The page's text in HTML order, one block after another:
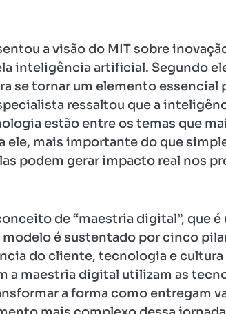
a visão do MIT sobre
inteligência artificial. Segundo
se tornar um elemento essencial
ressaltou que a
estão entre os temas que
ele, mais importante do que
podem gerar impacto real nos
de “maestria digital”, que é
é sustentado por cinco
do cliente, tecnologia e cultura
a maestria digital utilizam as
a forma como entregam